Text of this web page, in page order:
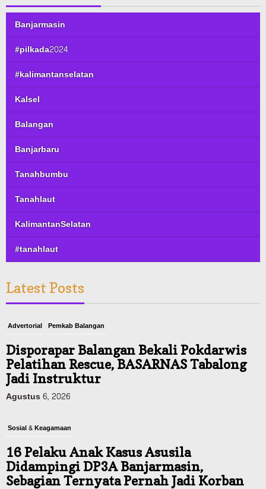
Banjarmasin
#pilkada2024
#kalimantanselatan
Kalsel
Balangan
Banjarbaru
Tanahbumbu
Tanahlaut
KalimantanSelatan
#tanahlaut
Latest Posts
Advertorial Pemkab Balangan
Disporapar Balangan Bekali Pokdarwis
Pelatihan Rescue, BASARNAS Tabalong
Jadi Instruktur
Agustus 6, 2026
Sosial & Keagamaan
16 Pelaku Anak Kasus Asusila
Didampingi DP3A Banjarmasin,
Sebagian Ternyata Pernah Jadi Korban